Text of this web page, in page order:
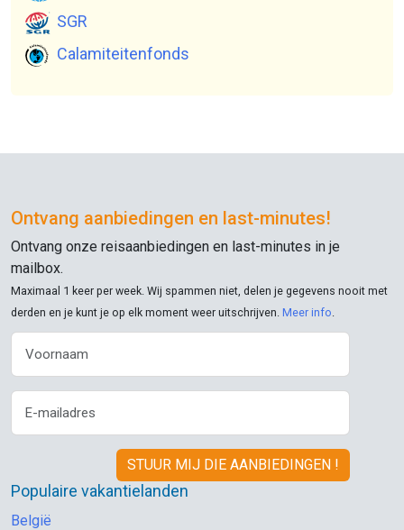
SGR
Calamiteitenfonds
Ontvang aanbiedingen en last-minutes!
Ontvang onze reisaanbiedingen en last-minutes in je
mailbox.
Maximaal 1 keer per week. Wij spammen niet, delen je gegevens nooit met
derden en je kunt je op elk moment weer uitschrijven. Meer info
Populaire vakantielanden
België